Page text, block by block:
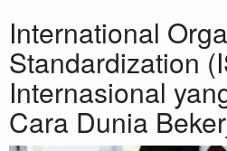
International
Standardization
Internasional
Cara Dunia